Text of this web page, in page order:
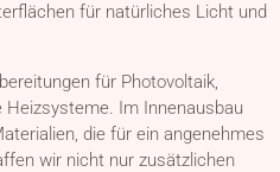
für natürliches Licht und
für Photovoltaik,
Im Innenausbau
die für ein angenehmes
wir nicht nur zusätzlichen